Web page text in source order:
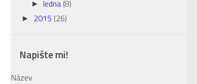
► ledna (8)
► 2015 (26)
Napište mi!
Název